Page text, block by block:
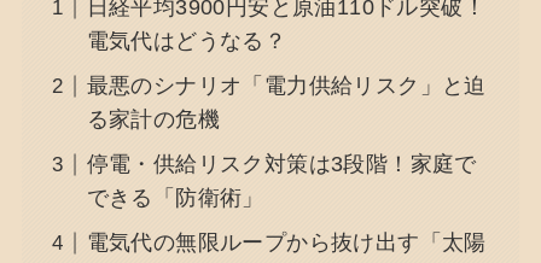
日経平均3900円安と原油110ドル突破！
電気代はどうなる？
最悪のシナリオ「電力供給リスク」と迫
る家計の危機
停電・供給リスク対策は3段階！家庭で
できる「防衛術」
電気代の無限ループから抜け出す「太陽